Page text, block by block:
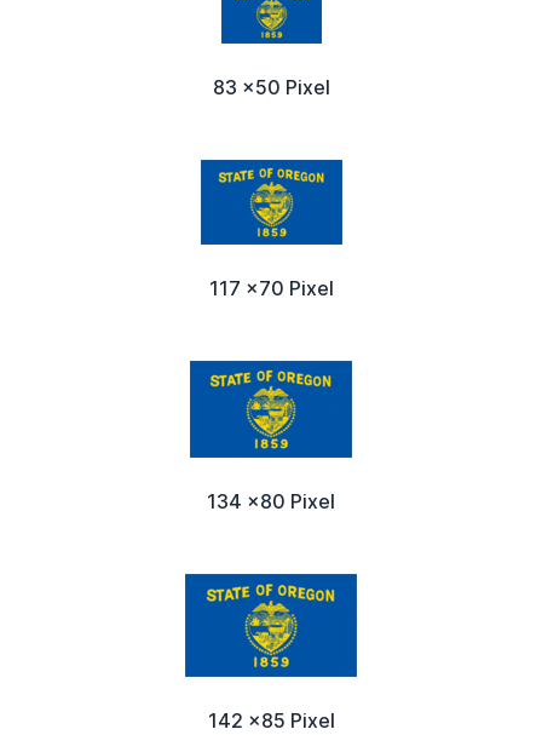
83 x50 Pixel
117 x70 Pixel
134 x80 Pixel
142 x85 Pixel